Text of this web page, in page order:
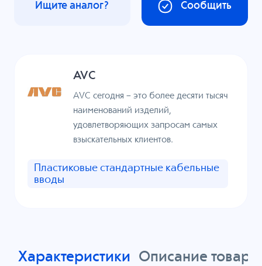
Сообщить
Ищите аналог?
AVC
AVC сегодня – это более десяти тысяч
наименований изделий,
удовлетворяющих запросам самых
взыскательных клиентов.
Пластиковые стандартные кабельные
вводы
Характеристики Описание товара